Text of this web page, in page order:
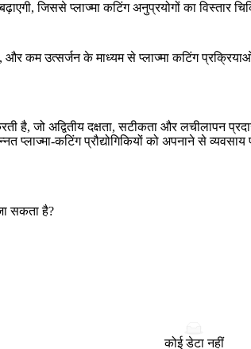
जिससे प्लाज्मा कटिंग अनुप्रयोगों का विस्तार
कम उत्सर्जन के माध्यम से प्लाज्मा कटिंग
है, जो अद्वितीय दक्षता, सटीकता और लचीलापन
कटिंग प्रौद्योगिकियों को अपनाने से
सकता है?
कोई डेटा नहीं